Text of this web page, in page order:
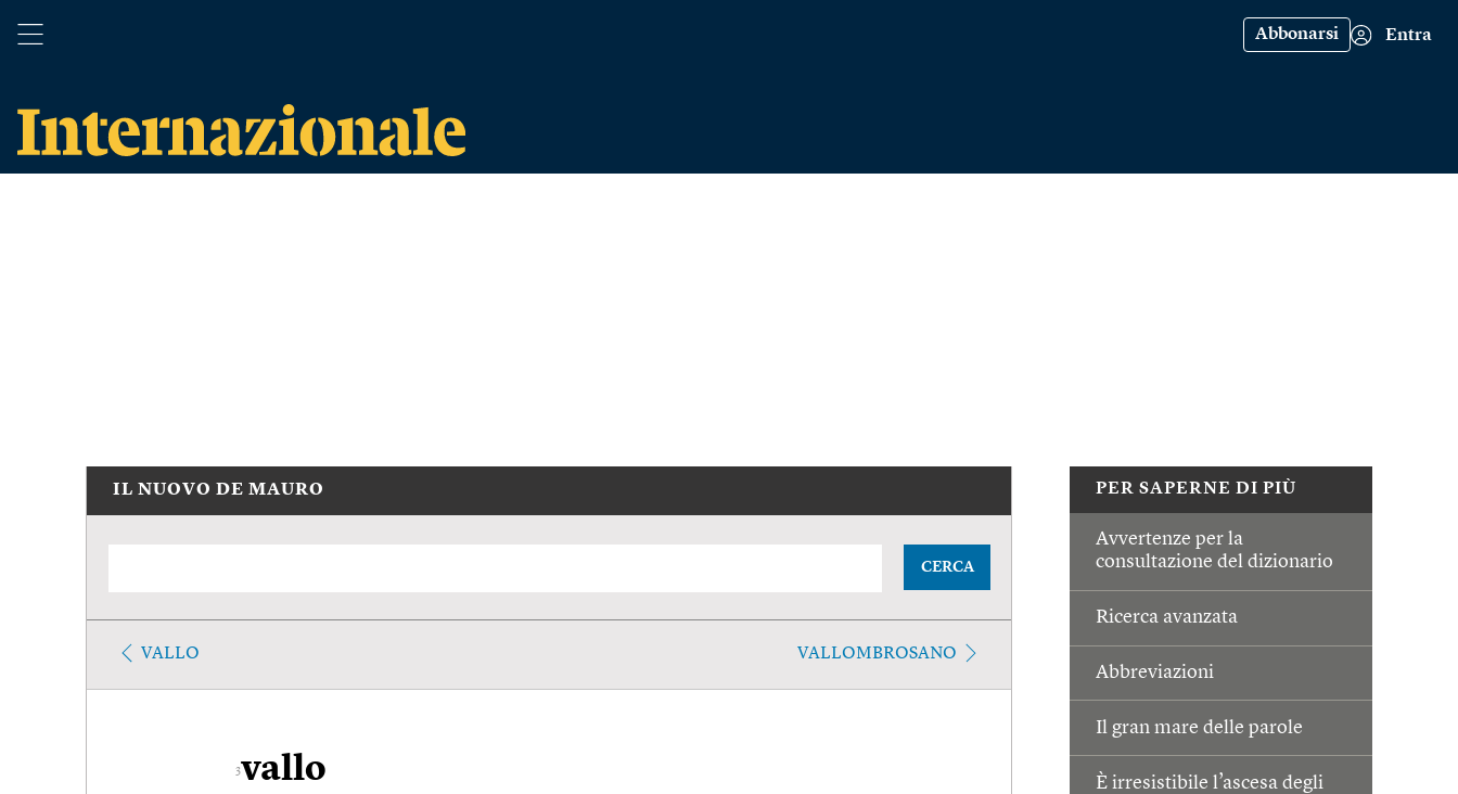
Abbonarsi Entra
PER SAPERNE DI PIÙ
Avvertenze per la
consultazione del dizionario
Ricerca avanzata
Abbreviazioni
Il gran mare delle parole
È irresistibile l’ascesa degli
IL NUOVO DE MAURO
CERCA
VALLO VALLOMBROSANO
3vallo